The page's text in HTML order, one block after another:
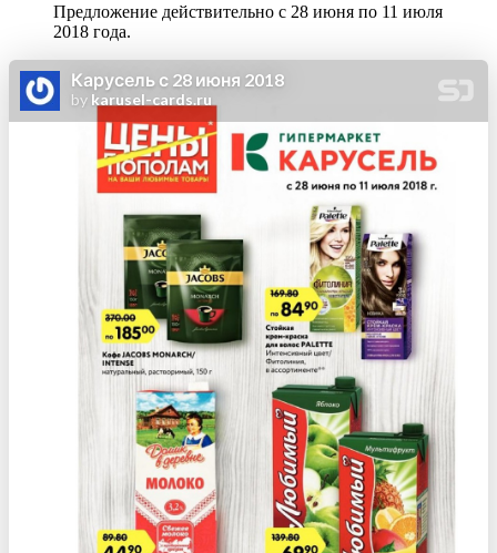
Предложение действительно с 28 июня по 11 июля
2018 года.